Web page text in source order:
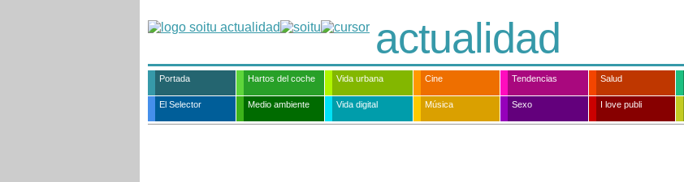
actualidad
Portada Hartos del coche Vida urbana Cine Tendencias Salud
El Selector Medio ambiente Vida digital Música Sexo I love publi